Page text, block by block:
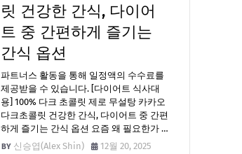
릿 건강한 간식, 다이어
트 중 간편하게 즐기는
간식 옵션
파트너스 활동을 통해 일정액의 수수료를
제공받을 수 있습니다. [다이어트 식사대
용] 100% 다크 초콜릿 제로 무설탕 카카오
다크초콜릿 건강한 간식, 다이어트 중 간편
하게 즐기는 간식 옵션 요즘 왜 필요한가 …
신승엽(Alex Shin)
12월 20, 2025